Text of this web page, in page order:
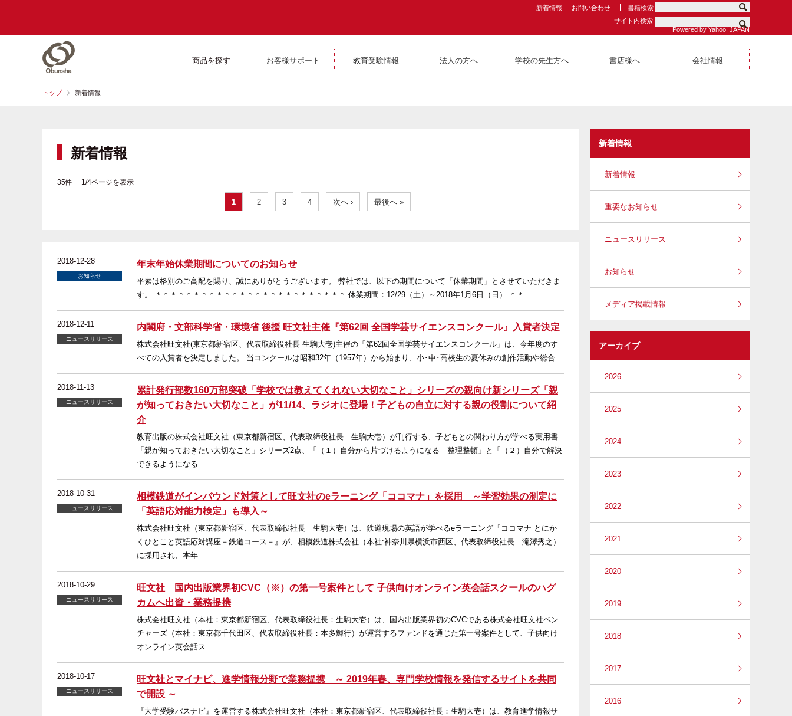
新着情報 お問い合わせ
書籍検索
サイト内検索
Powered by Yahoo! JAPAN
商品を探す お客様サポート 教育受験情報 法人の方へ 学校の先生方へ 書店様へ 会社情報
トップ 新着情報
新着情報
35件 1/4ページを表示
1 2 3 4 次へ › 最後へ »
2018-12-28
お知らせ
年末年始休業期間についてのお知らせ
平素は格別のご高配を賜り、誠にありがとうございます。 弊社では、以下の期間について「休業期間」とさせていただきま
す。 ＊＊＊＊＊＊＊＊＊＊＊＊＊＊＊＊＊＊＊＊＊＊＊＊＊ 休業期間：12/29（土）～2018年1月6日（日） ＊＊
2018-12-11
ニュースリリース
内閣府・文部科学省・環境省 後援 旺文社主催『第62回 全国学芸サイエンスコンクール』入賞者決定
株式会社旺文社(東京都新宿区、代表取締役社長 生駒大壱)主催の「第62回全国学芸サイエンスコンクール」は、今年度のす
べての入賞者を決定しました。 当コンクールは昭和32年（1957年）から始まり、小･中･高校生の夏休みの創作活動や総合
2018-11-13
ニュースリリース
累計発行部数160万部突破「学校では教えてくれない大切なこと」シリーズの親向け新シリーズ「親
が知っておきたい大切なこと」が11/14、ラジオに登場！子どもの自立に対する親の役割について紹
介
教育出版の株式会社旺文社（東京都新宿区、代表取締役社長 生駒大壱）が刊行する、子どもとの関わり方が学べる実用書
「親が知っておきたい大切なこと」シリーズ2点、「（１）自分から片づけるようになる 整理整頓」と「（２）自分で解決
できるようになる
2018-10-31
ニュースリリース
相模鉄道がインバウンド対策として旺文社のeラーニング「ココマナ」を採用 ～学習効果の測定に
「英語応対能力検定」も導入～
株式会社旺文社（東京都新宿区、代表取締役社長 生駒大壱）は、鉄道現場の英語が学べるeラーニング『ココマナ とにか
くひとこと英語応対講座－鉄道コース－』が、相模鉄道株式会社（本社:神奈川県横浜市西区、代表取締役社長 滝澤秀之）
に採用され、本年
2018-10-29
ニュースリリース
旺文社 国内出版業界初CVC（※）の第一号案件として 子供向けオンライン英会話スクールのハグ
カムへ出資・業務提携
株式会社旺文社（本社：東京都新宿区、代表取締役社長：生駒大壱）は、国内出版業界初のCVCである株式会社旺文社ベン
チャーズ（本社：東京都千代田区、代表取締役社長：本多輝行）が運営するファンドを通じた第一号案件として、子供向け
オンライン英会話ス
2018-10-17
ニュースリリース
旺文社とマイナビ、進学情報分野で業務提携 ～ 2019年春、専門学校情報を発信するサイトを共同
で開設 ～
『大学受験パスナビ』を運営する株式会社旺文社（本社：東京都新宿区、代表取締役社長：生駒大壱）は、教育進学情報サ
新着情報
新着情報
重要なお知らせ
ニュースリリース
お知らせ
メディア掲載情報
アーカイブ
2026
2025
2024
2023
2022
2021
2020
2019
2018
2017
2016